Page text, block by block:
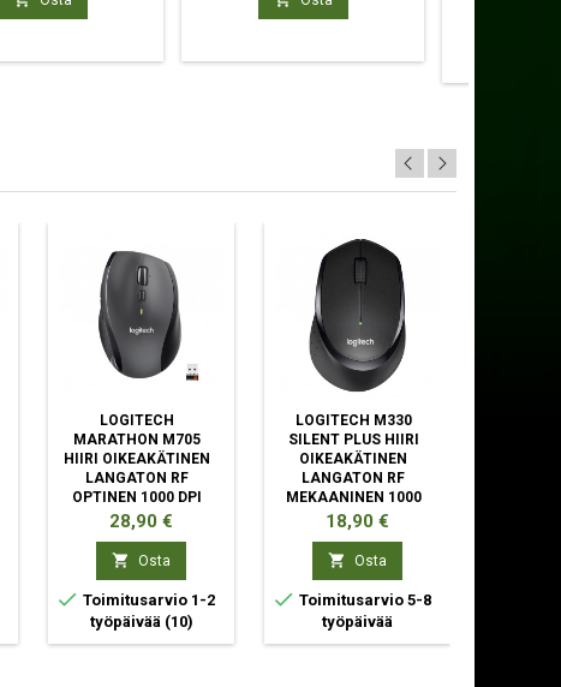
LOGITECH
MARATHON M705
HIIRI OIKEAKÄTINEN
LANGATON RF
OPTINEN 1000 DPI
Hinta
28,90 €
 Osta
 Toimitusarvio 1-2
työpäivää (10)
LOGITECH M330
SILENT PLUS HIIRI
OIKEAKÄTINEN
LANGATON RF
MEKAANINEN 1000
DPI
Hinta
18,90 €
 Osta
 Toimitusarvio 5-8
työpäivää